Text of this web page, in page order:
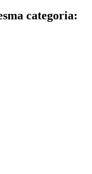
categoria: